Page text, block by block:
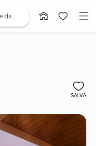
SALVA